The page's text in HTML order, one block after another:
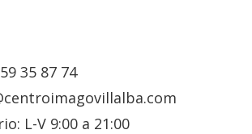
35 87 74
L-V 9:00 a 21:00